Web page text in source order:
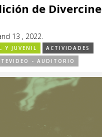
de Divercine
13 , 2022.
Y JUVENIL
ACTIVIDADES
- AUDITORIO